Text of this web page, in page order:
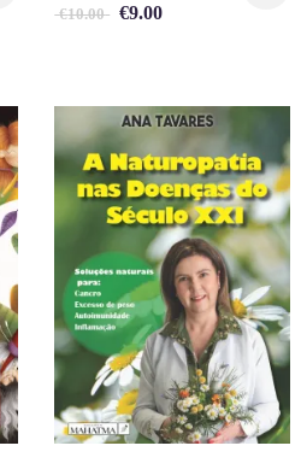
€10.00 €9.00